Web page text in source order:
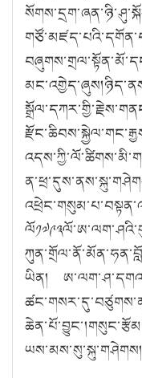
ཡིན།
ཡས་མས་སུ་སྐུ་གཤེགས།